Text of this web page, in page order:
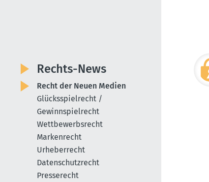
Rechts-News
Recht der Neuen Medien
Glücksspielrecht /
Gewinnspielrecht
Wettbewerbsrecht
Markenrecht
Urheberrecht
Datenschutzrecht
Presserecht